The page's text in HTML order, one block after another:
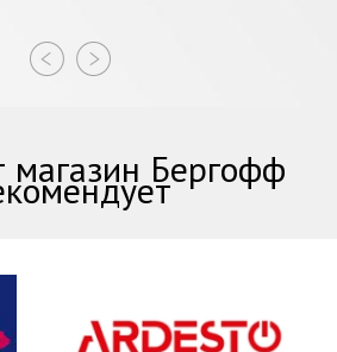
магазин Бергофф